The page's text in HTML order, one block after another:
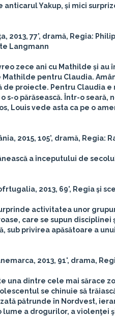
anticarul Yakup, și mici
2013, 77’, dramă, Regia:
Langmann
zece ani cu Mathilde și
Mathilde pentru Claudia.
de proiecte. Pentru Claudia e
o s-o părăsească. Într-o
Louis vede asta ca pe o
2015, 105’, dramă, Regia:
a începutului de
2013, 69’, Regia şi
activitatea unor
care se supun
sub privirea apăsătoare a
2013, 91', drama,
una dintre cele mai sărace
se chinuie să
pătrunde în Nordvest,
lume a drogurilor, a violenţei